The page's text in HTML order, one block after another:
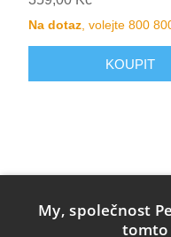
Na dotaz , volejte 800
My, společnost
tomto